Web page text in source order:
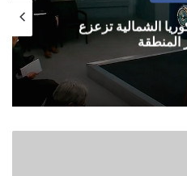
الشمالية تزعزع
المنطقة